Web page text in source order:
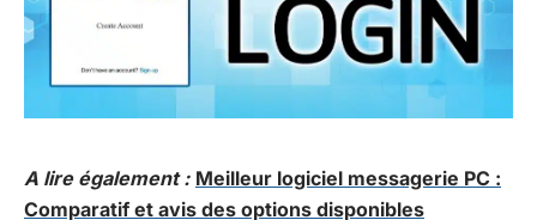
A lire également : Meilleur logiciel messagerie PC :
Comparatif et avis des options disponibles